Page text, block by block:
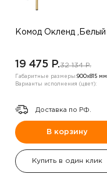
Комод Окленд ,Белый
19 475 P.32 134 P.
Габаритные размеры:900х815 мм
Варианты исполнения (цвет):
Доставка по РФ.
В корзину
Купить в один клик